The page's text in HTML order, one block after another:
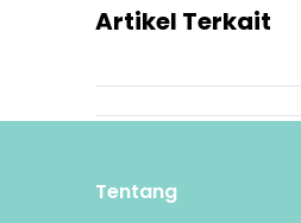
Artikel Terkait
Tentang